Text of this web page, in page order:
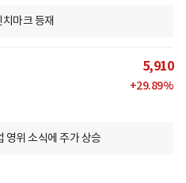
마크 등재
5,910
+29.89%
영위 소식에 주가 상승